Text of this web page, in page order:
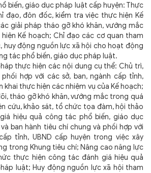
biến, giáo dục pháp luật cấp huyện: Thực
đạo, đôn đốc, kiểm tra việc thực hiện Kế
giải pháp tháo gỡ khó khăn, vướng mắc
Kế hoạch; Chỉ đạo các cơ quan tham
huy động nguồn lực xã hội cho hoạt động
tác phổ biến, giáo dục pháp luật.
thực hiện các nội dung cụ thể: Chủ trì,
hợp với các sở, ban, ngành cấp tỉnh,
khai thực hiện các nhiệm vụ của Kế hoạch;
tháo gỡ khó khăn, vướng mắc trong quá
cứu, khảo sát, tổ chức tọa đàm, hội thảo
hiệu quả công tác phổ biến, giáo dục
ban hành tiêu chí chung và phối hợp với
tỉnh, UBND cấp huyện trong việc xây
trong Khung tiêu chí; Nâng cao năng lực
thực hiện công tác đánh giá hiệu quả
luật; Huy động nguồn lực xã hội tham